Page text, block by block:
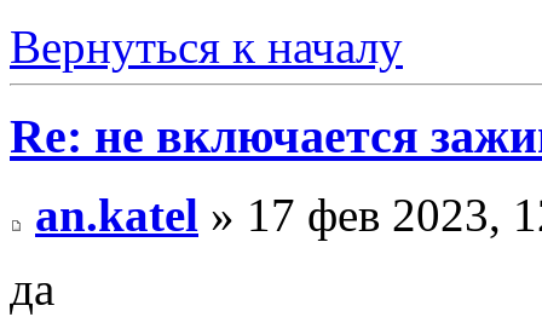
Вернуться к началу
Re: не включается
an.katel » 17 фев 2023,
да